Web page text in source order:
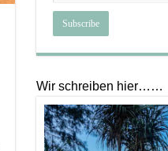
Wir schreiben hier……